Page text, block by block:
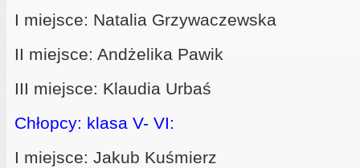
I miejsce: Natalia Grzywaczewska
II miejsce: Andżelika Pawik
III miejsce: Klaudia Urbaś
Chłopcy: klasa V- VI:
I miejsce: Jakub Kuśmierz